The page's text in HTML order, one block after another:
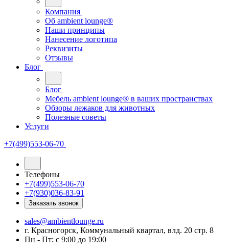
Компания
Oб ambient lounge®
Наши принципы
Нанесение логотипа
Реквизиты
Отзывы
Блог
Блог
Мебель ambient lounge® в ваших пространствах
Обзоры лежаков для животных
Полезные советы
Услуги
+7(499)553-06-70
Телефоны
+7(499)553-06-70
+7(930)036-83-91
Заказать звонок
sales@ambientlounge.ru
г. Красногорск, Коммунальный квартал, влд. 20 стр. 8
Пн - Пт: с 9:00 до 19:00